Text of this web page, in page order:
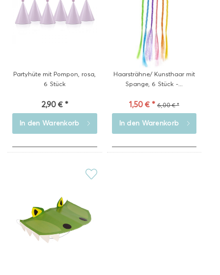
Partyhüte mit Pompon, rosa,
6 Stück
2,90 € *
In den Warenkorb
Haarsträhne/ Kunsthaar mit
Spange, 6 Stück -...
1,50 € * 6,00 € *
In den Warenkorb